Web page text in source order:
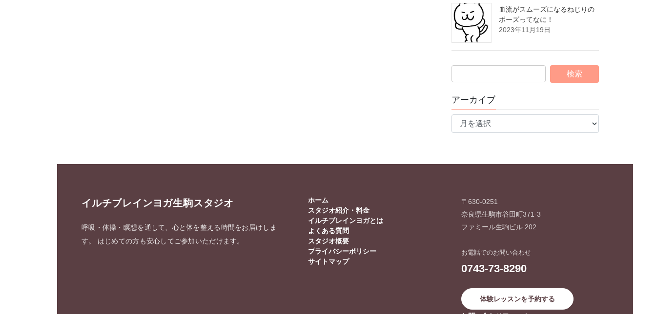
血流がスムーズになるねじりの
ポーズってなに！
2023年11月19日
アーカイブ
ア
イルチブレインヨガ生駒スタジオ
呼吸・体操・瞑想を通して、心と体を整える時間をお届けしま
す。 はじめての方も安心してご参加いただけます。
ホーム
スタジオ紹介・料金
イルチブレインヨガとは
よくある質問
スタジオ概要
プライバシーポリシー
サイトマップ
〒630-0251
奈良県生駒市谷田町371-3
ファミール生駒ビル 202
お電話でのお問い合わせ
0743-73-8290
体験レッスンを予約する